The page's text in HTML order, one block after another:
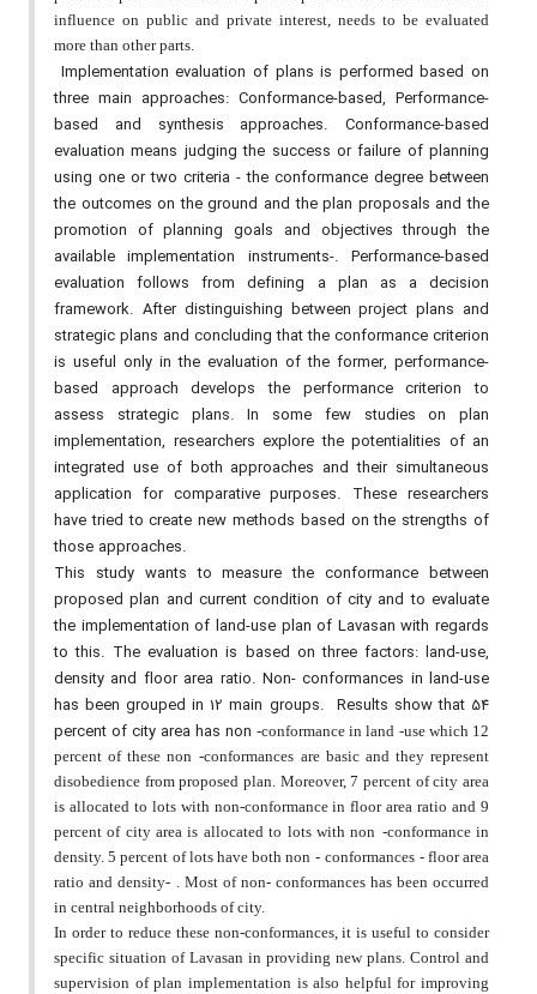
influence on public and private interest, needs to be evaluated
more than other parts.
Implementation evaluation of plans is performed based on
three main approaches: Conformance-based, Performance-
based and synthesis approaches. Conformance-based
evaluation means judging the success or failure of planning
using one or two criteria - the conformance degree between
the outcomes on the ground and the plan proposals and the
promotion of planning goals and objectives through the
available implementation instruments-. Performance-based
evaluation follows from defining a plan as a decision
framework. After distinguishing between project plans and
strategic plans and concluding that the conformance criterion
is useful only in the evaluation of the former, performance-
based approach develops the performance criterion to
assess strategic plans. In some few studies on plan
implementation, researchers explore the potentialities of an
integrated use of both approaches and their simultaneous
application for comparative purposes. These researchers
have tried to create new methods based on the strengths of
those approaches.
This study wants to measure the conformance between
proposed plan and current condition of city and to evaluate
the implementation of land-use plan of Lavasan with regards
to this. The evaluation is based on three factors: land-use,
density and floor area ratio. Non- conformances in land-use
has been grouped in 12 main groups. Results show that 54
percent of city area has non -conformance in land -use which 12
percent of these non -conformances are basic and they represent
disobedience from proposed plan. Moreover, 7 percent of city area
is allocated to lots with non-conformance in floor area ratio and 9
percent of city area is allocated to lots with non -conformance in
density. 5 percent of lots have both non - conformances - floor area
ratio and density- . Most of non- conformances has been occurred
in central neighborhoods of city.
In order to reduce these non-conformances, it is useful to consider
specific situation of Lavasan in providing new plans. Control and
supervision of plan implementation is also helpful for improving